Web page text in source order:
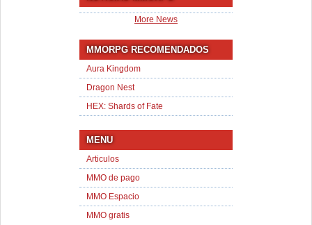
More News
MMORPG RECOMENDADOS
Aura Kingdom
Dragon Nest
HEX: Shards of Fate
MENU
Articulos
MMO de pago
MMO Espacio
MMO gratis